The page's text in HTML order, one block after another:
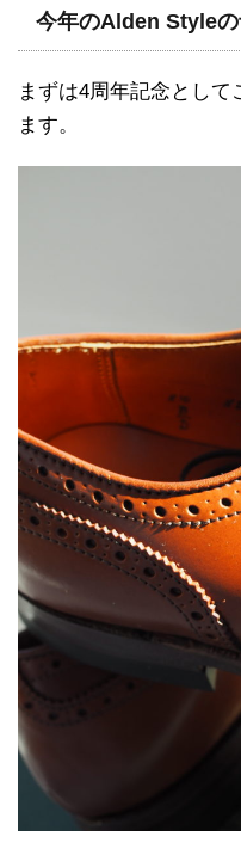
今年のAlden Styleの
まずは4周年記念として
ます。